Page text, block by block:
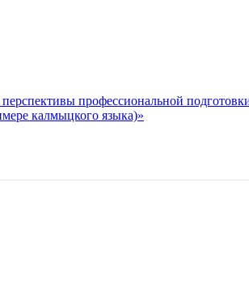
профессиональной
калмыцкого языка)»